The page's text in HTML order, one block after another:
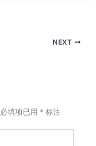
NEXT
必填项已用 *标注